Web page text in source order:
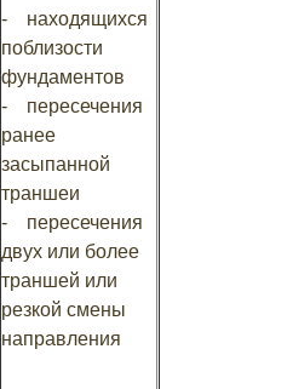
- находящихся
поблизости
фундаментов
- пересечения
ранее
засыпанной
траншеи
- пересечения
двух или более
траншей или
резкой смены
направления